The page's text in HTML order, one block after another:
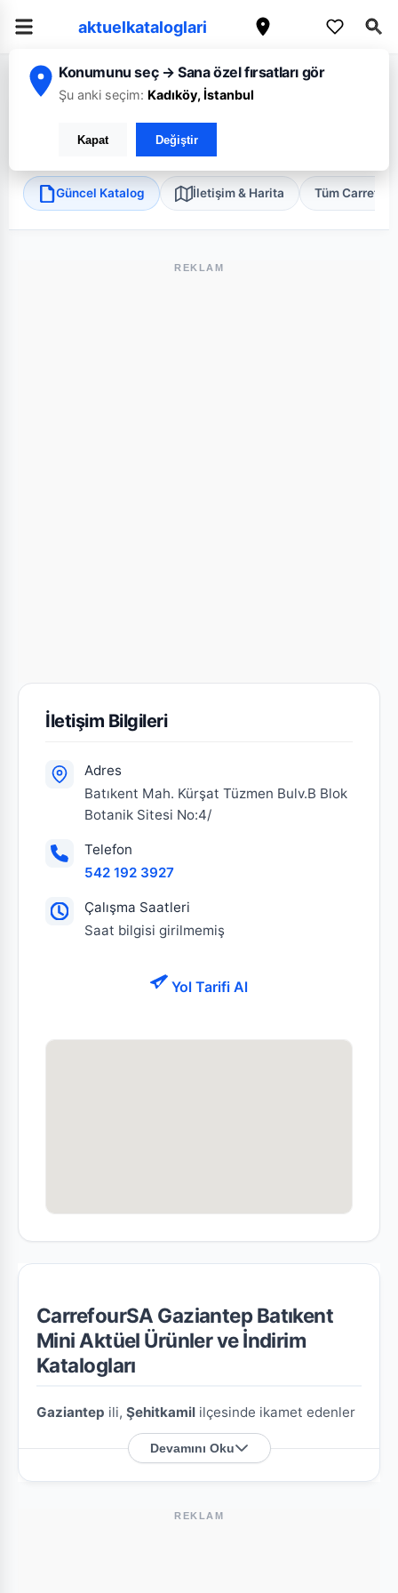
aktuelkataloglari
Konumunu seç → Sana özel fırsatları gör
Şu anki seçim: Kadıköy, İstanbul
Kapat Değiştir
Ana Sayfa/Gaziantep/CarrefourSA/Gaziantep Batıkent Mini
CarrefourSA Gaziantep Batıkent Mini
Şehitkamil, Gaziantep
Güncel Katalog İletişim & Harita Tüm
REKLAM
İletişim Bilgileri
Adres
Batıkent Mah. Kürşat Tüzmen Bulv.B Blok
Botanik Sitesi No:4/
Telefon
542 192 3927
Çalışma Saatleri
Saat bilgisi girilmemiş
Yol Tarifi Al
CarrefourSA Gaziantep Batıkent
Mini Aktüel Ürünler ve İndirim
Katalogları
Gaziantep ili, Şehitkamil ilçesinde ikamet edenler
CarrefourSA Gaziantep Batıkent Mini
şubesine özel en güncel indirim broşürlerini ve
aktüel ürün fırsatlarını bu sayfada derledik.
CarrefourSA Gaziantep Batıkent Mini
Devamını Oku
REKLAM